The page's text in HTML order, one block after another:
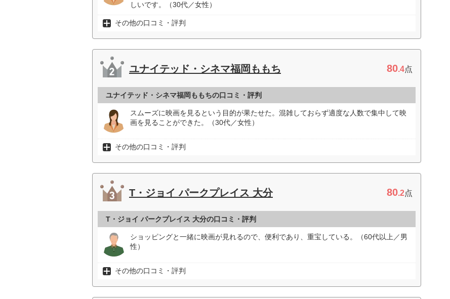
しいです。（30代／女性）
その他の口コミ・評判
ユナイテッド・シネマ福岡ももち 80.4点
ユナイテッド・シネマ福岡ももちの口コミ・評判
スムーズに映画を見るという目的が果たせた。混雑しておらず適度な人数で集中して映
画を見ることができた。（30代／女性）
その他の口コミ・評判
T・ジョイ パークプレイス 大分 80.2点
T・ジョイ パークプレイス 大分の口コミ・評判
ショッピングと一緒に映画が見れるので、便利であり、重宝している。（60代以上／男
性）
その他の口コミ・評判